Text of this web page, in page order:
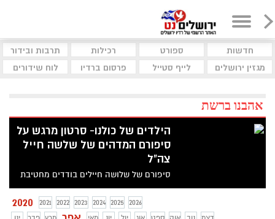
חדשות ספורט רכילות
תרבות ובידור
מגזין ירושלים
לייף סטייל פרסום ברדיו לוח שידורים
אהבנו ברשת
הילדים של כולנו- סרטון מרגש על
סיפורם המדהים של שלשה חייל
צה"ל
סיפורם של שלושה חיילים בודדים מחטיבת
גולני, שחלמו על שירות קרבי ונהרגו ביום
הראשון של הכניסה הקרקעית לעזה במבצע
"צוק איתן". שון כרמלי, ג'ורדן בן סימון ומקס
2020 2021 2022 2023 2024 2025
2026